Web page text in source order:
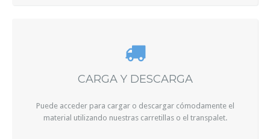
CARGA Y DESCARGA
Puede acceder para cargar o descargar cómodamente el
material utilizando nuestras carretillas o el transpalet.